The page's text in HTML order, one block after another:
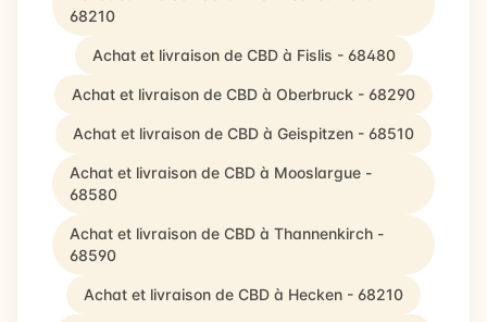
68210
Achat et livraison de CBD à Fislis - 68480
Achat et livraison de CBD à Oberbruck - 68290
Achat et livraison de CBD à Geispitzen - 68510
Achat et livraison de CBD à Mooslargue -
68580
Achat et livraison de CBD à Thannenkirch -
68590
Achat et livraison de CBD à Hecken - 68210